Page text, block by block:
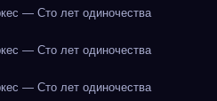
— Сто лет одиночества
— Сто лет одиночества
— Сто лет одиночества